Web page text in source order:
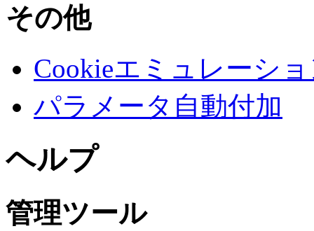
その他
Cookieエミュレーシ
パラメータ自動付加
ヘルプ
管理ツール